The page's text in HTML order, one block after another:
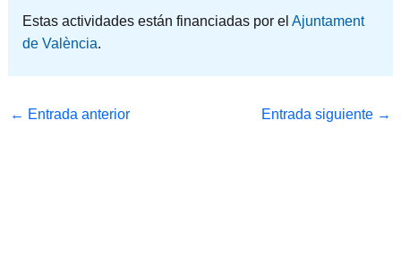
Estas actividades están financiadas por el Ajuntament
de València.
← Entrada anterior Entrada siguiente →